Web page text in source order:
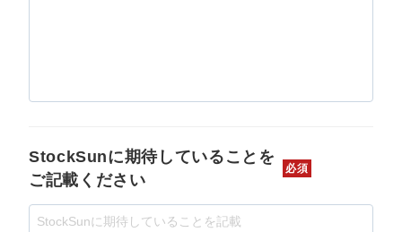
StockSunに期待していることを
ご記載ください
必須